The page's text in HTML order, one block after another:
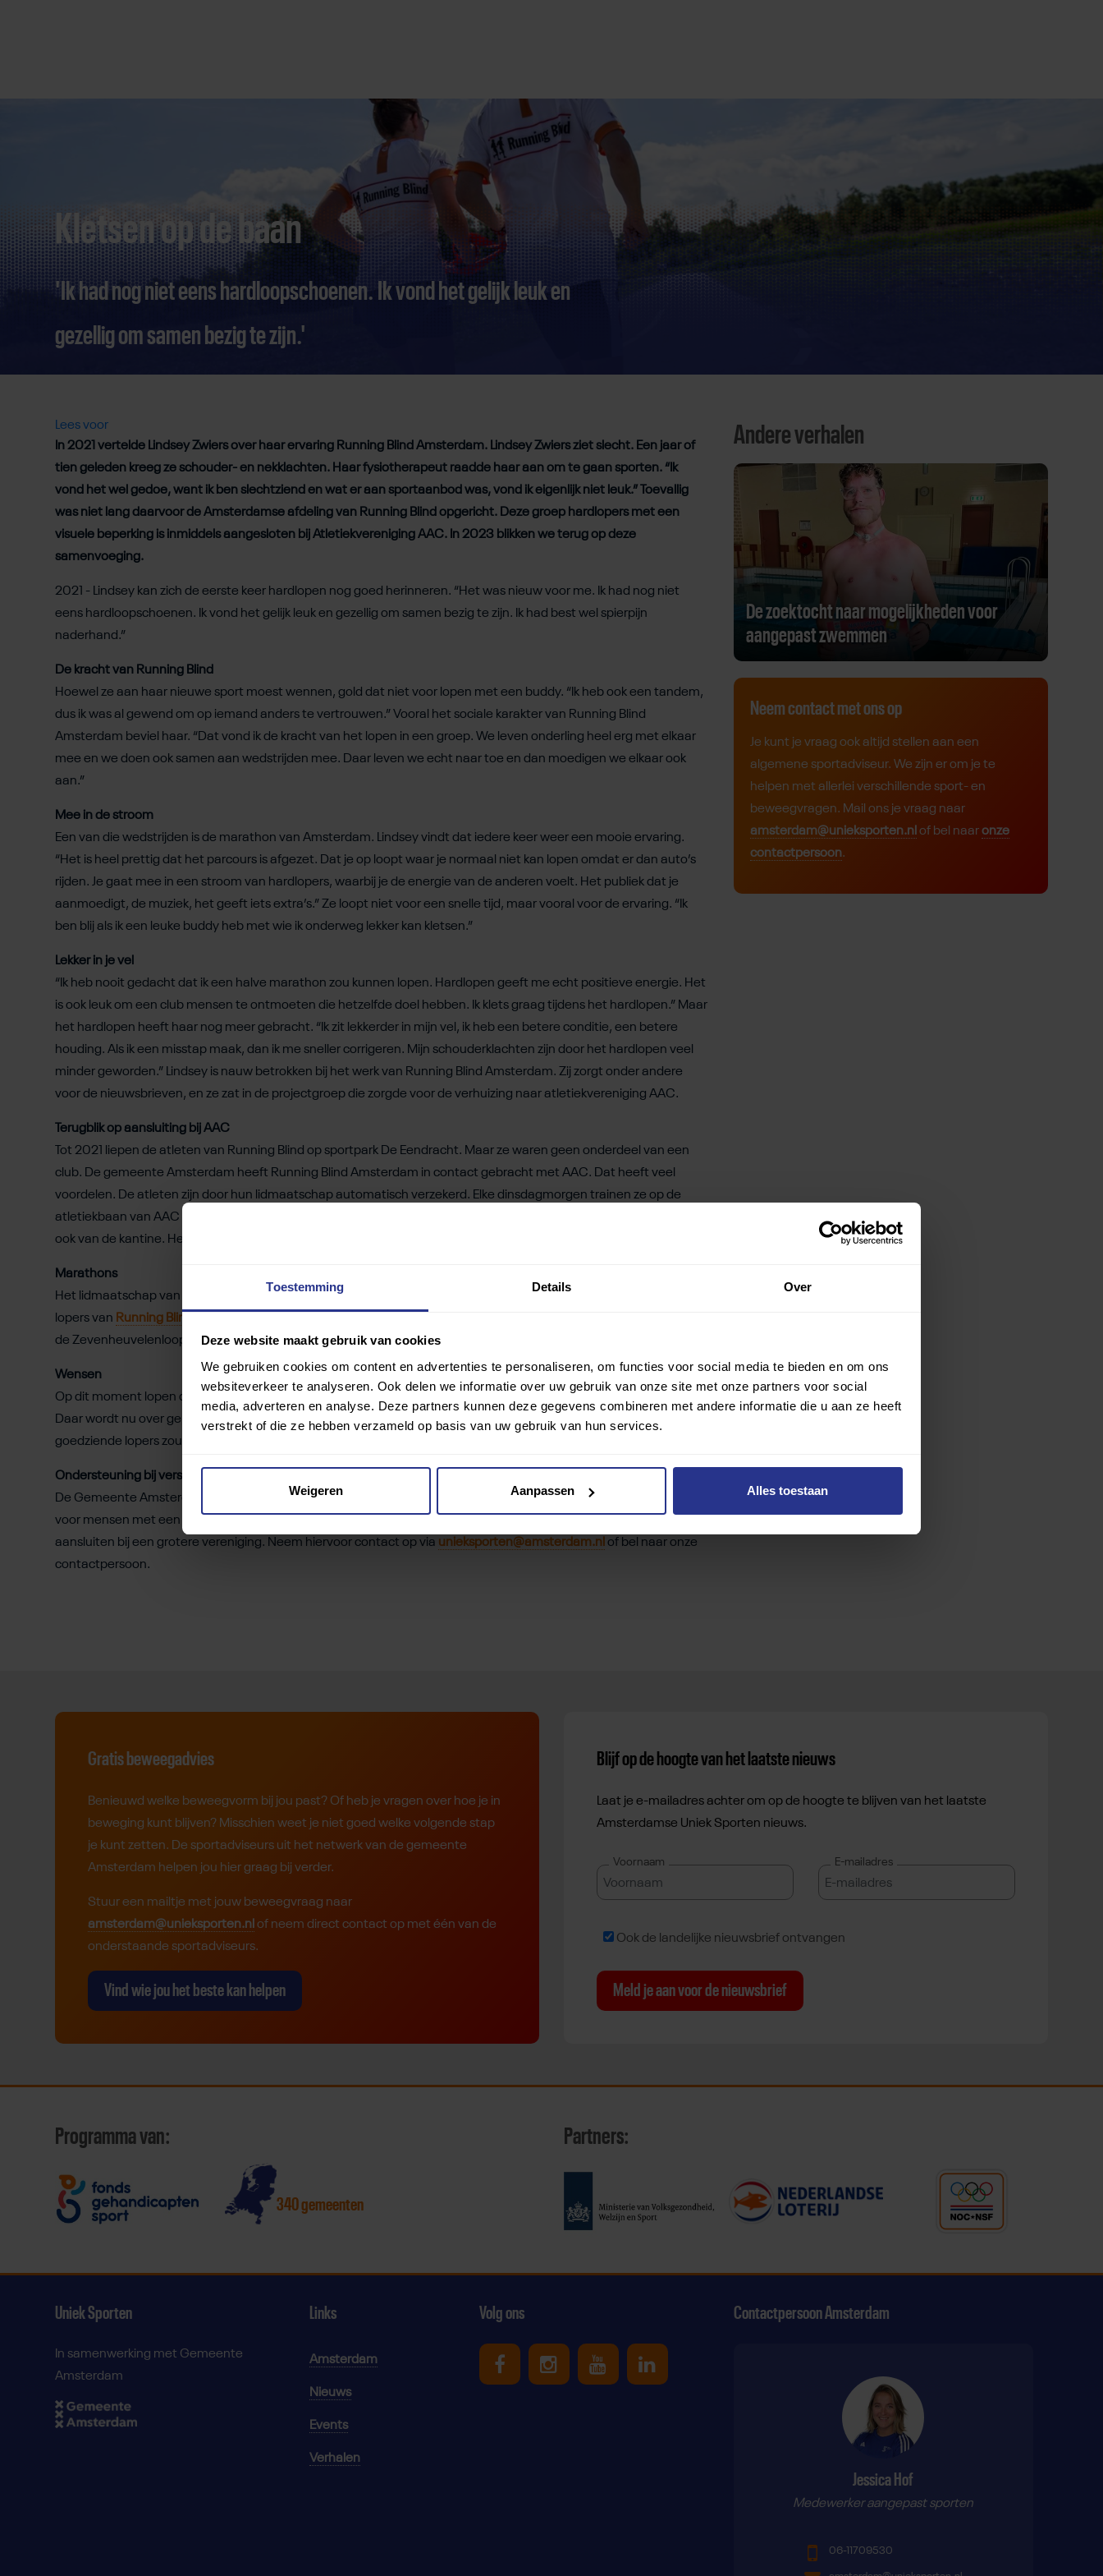
Toestemming Details Over
Deze website maakt gebruik van cookies
We gebruiken cookies om content en advertenties te personaliseren, om functies voor social media te bieden en om ons
websiteverkeer te analyseren. Ook delen we informatie over uw gebruik van onze site met onze partners voor social
media, adverteren en analyse. Deze partners kunnen deze gegevens combineren met andere informatie die u aan ze heeft
verstrekt of die ze hebben verzameld op basis van uw gebruik van hun services.
Weigeren Aanpassen Alles toestaan
contentKletsen op de baan
'Ik had nog niet eens hardloopschoenen. Ik vond het gelijk leuk en
gezellig om samen bezig te zijn.'
Lees voor
In 2021 vertelde Lindsey Zwiers over haar ervaring Running Blind Amsterdam. Lindsey Zwiers ziet slecht. Een jaar of
tien geleden kreeg ze schouder- en nekklachten. Haar fysiotherapeut raadde haar aan om te gaan sporten. “Ik
vond het wel gedoe, want ik ben slechtziend en wat er aan sportaanbod was, vond ik eigenlijk niet leuk.” Toevallig
was niet lang daarvoor de Amsterdamse afdeling van Running Blind opgericht. Deze groep hardlopers met een
visuele beperking is inmiddels aangesloten bij Atletiekvereniging AAC. In 2023 blikken we terug op deze
samenvoeging.
2021 - Lindsey kan zich de eerste keer hardlopen nog goed herinneren. “Het was nieuw voor me. Ik had nog niet
eens hardloopschoenen. Ik vond het gelijk leuk en gezellig om samen bezig te zijn. Ik had best wel spierpijn
naderhand.”
De kracht van Running Blind
Hoewel ze aan haar nieuwe sport moest wennen, gold dat niet voor lopen met een buddy. “Ik heb ook een tandem,
dus ik was al gewend om op iemand anders te vertrouwen.” Vooral het sociale karakter van Running Blind
Amsterdam beviel haar. “Dat vond ik de kracht van het lopen in een groep. We leven onderling heel erg met elkaar
mee en we doen ook samen aan wedstrijden mee. Daar leven we echt naar toe en dan moedigen we elkaar ook
aan.”
Mee in de stroom
Een van die wedstrijden is de marathon van Amsterdam. Lindsey vindt dat iedere keer weer een mooie ervaring.
“Het is heel prettig dat het parcours is afgezet. Dat je op loopt waar je normaal niet kan lopen omdat er dan auto’s
rijden. Je gaat mee in een stroom van hardlopers, waarbij je de energie van de anderen voelt. Het publiek dat je
aanmoedigt, de muziek, het geeft iets extra’s.” Ze loopt niet voor een snelle tijd, maar vooral voor de ervaring. “Ik
ben blij als ik een leuke buddy heb met wie ik onderweg lekker kan kletsen.”
Lekker in je vel
“Ik heb nooit gedacht dat ik een halve marathon zou kunnen lopen. Hardlopen geeft me echt positieve energie. Het
is ook leuk om een club mensen te ontmoeten die hetzelfde doel hebben. Ik klets graag tijdens het hardlopen.” Maar
het hardlopen heeft haar nog meer gebracht. “Ik zit lekkerder in mijn vel, ik heb een betere conditie, een betere
houding. Als ik een misstap maak, dan ik me sneller corrigeren. Mijn schouderklachten zijn door het hardlopen veel
minder geworden.” Lindsey is nauw betrokken bij het werk van Running Blind Amsterdam. Zij zorgt onder andere
voor de nieuwsbrieven, en ze zat in de projectgroep die zorgde voor de verhuizing naar atletiekvereniging AAC.
Terugblik op aansluiting bij AAC
Tot 2021 liepen de atleten van Running Blind op sportpark De Eendracht. Maar ze waren geen onderdeel van een
club. De gemeente Amsterdam heeft Running Blind Amsterdam in contact gebracht met AAC. Dat heeft veel
voordelen. De atleten zijn door hun lidmaatschap automatisch verzekerd. Elke dinsdagmorgen trainen ze op de
atletiekbaan van AAC onder begeleiding van een officiële trainer. Ze maken niet alleen gebruik van de baan, maar
ook van de kantine. Het is belangrijk om na de training even bij elkaar te zitten.
Marathons
Het lidmaatschap van AAC heeft ook de weg naar de grote wedstrijden geopend. Ieder jaar doet een grote groep
lopers van Running Blind Amsterdam
de Zevenheuvelenloop. Die laatste wedstrijd is tegelijk het Nationaal Kampioenschap Running Blind.
Wensen
Op dit moment lopen de atleten van Running Blind en de andere atleten van AAC nog niet samen in wedstrijden.
Daar wordt nu over gepraat. Want er is geen enkele reden waarom een slechtziende loper het niet tegen
goedziende lopers zou kunnen opnemen. Het gaat tenslotte niet om de ogen, maar om de benen.
Ondersteuning bij versterking van je vereniging?
De Gemeente Amsterdam denkt graag met je mee bij vragen over het opstarten of versterken van je sportaanbod
voor mensen met een beperking. Bijvoorbeeld als het gaat om leden werven, financiële uitdagingen of het
aansluiten bij een grotere vereniging. Neem hiervoor contact op via unieksporten@amsterdam.nl of bel naar onze
contactpersoon.
Andere verhalen
De zoektocht naar mogelijkheden voor
aangepast zwemmen
Neem contact met ons op
Je kunt je vraag ook altijd stellen aan een
algemene sportadviseur. We zijn er om je te
helpen met allerlei verschillende sport- en
beweegvragen. Mail ons je vraag naar
amsterdam@unieksporten.nlof bel naaronze
contactpersoon.
Gratis beweegadvies
Benieuwd welke beweegvorm bij jou past? Of heb je vragen over hoe je in
beweging kunt blijven? Misschien weet je niet goed welke volgende stap
je kunt zetten. De sportadviseurs uit het netwerk van de gemeente
Amsterdam helpen jou hier graag bij verder.
Stuur een mailtje met jouw beweegvraag naar
amsterdam@unieksporten.nl of neem direct contact op met één van de
onderstaande sportadviseurs.
Vind wie jou het beste kan helpen
Blijf op de hoogte van het laatste nieuws
Laat je e-mailadres achter om op de hoogte te blijven van het laatste
Amsterdamse Uniek Sporten nieuws.
Voornaam E-mailadres
Landelijke nieuwsbrief
Ook de landelijke nieuwsbrief ontvangen
Meld je aan voor de nieuwsbrief
Programma van:
340 gemeenten
Partners:
Uniek Sporten
In samenwerking met Gemeente
Amsterdam
Links
Amsterdam
Nieuws
Events
Verhalen
Volg ons
Uniek Sporten op Facebook
Uniek Sporten op Instagram
Uniek Sporten op Youtube
Uniek Sporten op Linkedin
Contactpersoon Amsterdam
Jessica Hof
Medewerker aangepast sporten
06-11709530